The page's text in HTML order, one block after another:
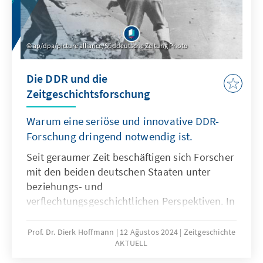
ap/dpa/picture alliance/Süddeutsche Zeitung Photo
Die DDR und die
Zeitgeschichtsforschung
Warum eine seriöse und innovative DDR-
Forschung dringend notwendig ist.
Seit geraumer Zeit beschäftigen sich Forscher
mit den beiden deutschen Staaten unter
beziehungs- und
verflechtungsgeschichtlichen Perspektiven. In
gemeinsamen, teils unterschiedlichen
Erfahrungen und Erwartungshaltungen der
Prof. Dr. Dierk Hoffmann 12 Ağustos 2024 Zeitgeschichte
AKTUELL